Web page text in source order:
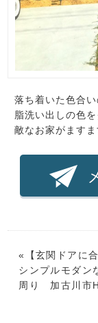
落ち着いた色合
脂洗い出しの色
敵なお家がます
«【玄関ドアに
シンプルモダン
周り 加古川市